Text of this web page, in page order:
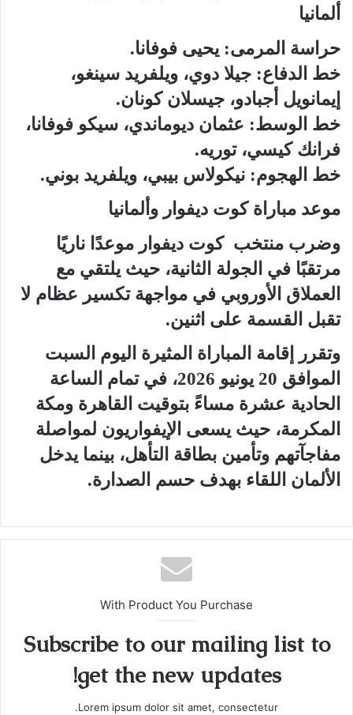
ألمانيا
حراسة المرمى: يحيى فوفانا.
خط الدفاع: جيلا دوي، ويلفريد سينغو،
إيمانويل أجبادو، جيسلان كونان.
خط الوسط: عثمان ديوماندي، سيكو فوفانا،
فرانك كيسي، توريه.
خط الهجوم: نيكولاس بيبي، ويلفريد بوني.
موعد مباراة كوت ديفوار وألمانيا
وضرب منتخب كوت ديفوار موعدًا ناريًا
مرتقبًا في الجولة الثانية، حيث يلتقي مع
العملاق الأوروبي في مواجهة تكسير عظام لا
تقبل القسمة على اثنين.
وتقرر إقامة المباراة المثيرة اليوم السبت
الموافق 20 يونيو 2026، في تمام الساعة
الحادية عشرة مساءً بتوقيت القاهرة ومكة
المكرمة، حيث يسعى الإيفواريون لمواصلة
مفاجآتهم وتأمين بطاقة التأهل، بينما يدخل
الألمان اللقاء بهدف حسم الصدارة.
With Product You Purchase
Subscribe to our mailing list to
get the new updates!
Lorem ipsum dolor sit amet, consectetur.